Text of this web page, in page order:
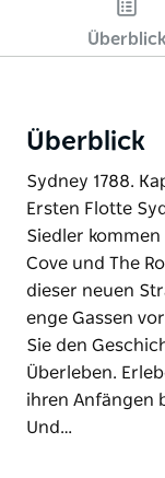
Überblick
Überblick
Sydney 1788.
Ersten Flotte
Siedler
Cove und The
dieser neuen
enge Gassen
Sie den
Überleben.
ihren Anfängen
Und…